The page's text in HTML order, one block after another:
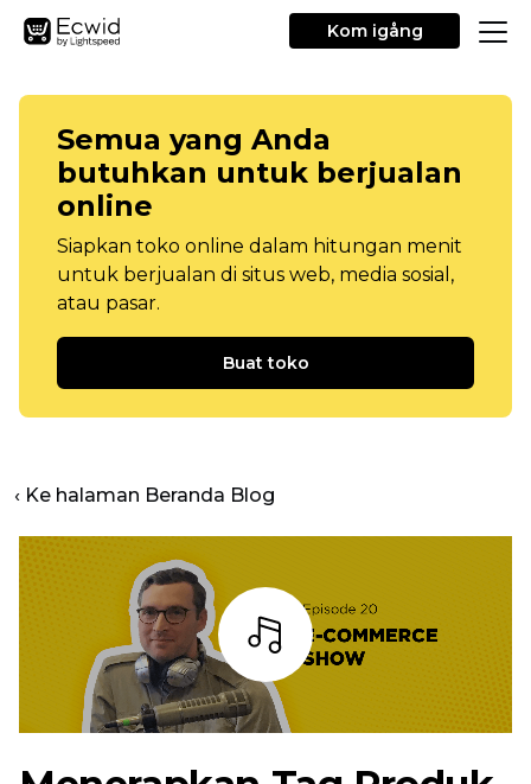
Kom igång
Semua yang Anda
butuhkan untuk berjualan
online
Siapkan toko online dalam hitungan menit
untuk berjualan di situs web, media sosial,
atau pasar.
Buat toko
‹ Ke halaman Beranda Blog
Mendengarkan